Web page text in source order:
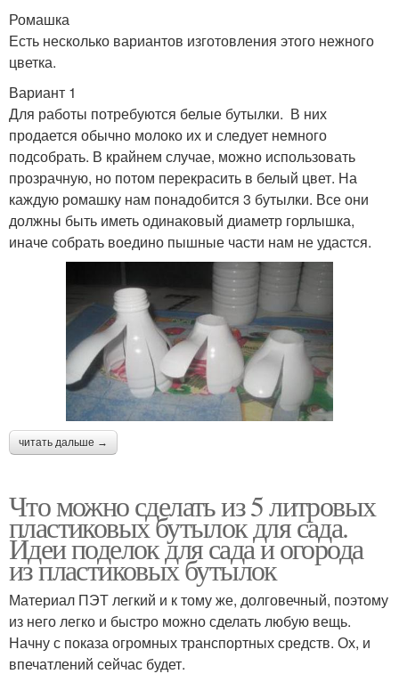
Ромашка
Есть несколько вариантов изготовления этого нежного
цветка.
Вариант 1
Для работы потребуются белые бутылки. В них
продается обычно молоко их и следует немного
подсобрать. В крайнем случае, можно использовать
прозрачную, но потом перекрасить в белый цвет. На
каждую ромашку нам понадобится 3 бутылки. Все они
должны быть иметь одинаковый диаметр горлышка,
иначе собрать воедино пышные части нам не удастся.
читать дальше →
Что можно сделать из 5 литровых
пластиковых бутылок для сада.
Идеи поделок для сада и огорода
из пластиковых бутылок
Материал ПЭТ легкий и к тому же, долговечный, поэтому
из него легко и быстро можно сделать любую вещь.
Начну с показа огромных транспортных средств. Ох, и
впечатлений сейчас будет.